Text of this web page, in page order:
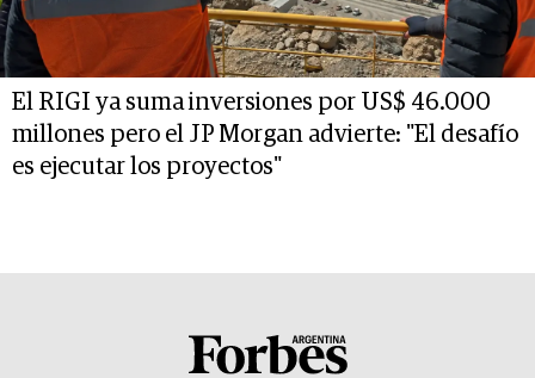
El RIGI ya suma inversiones por US$ 46.000
millones pero el JP Morgan advierte: "El desafío
es ejecutar los proyectos"